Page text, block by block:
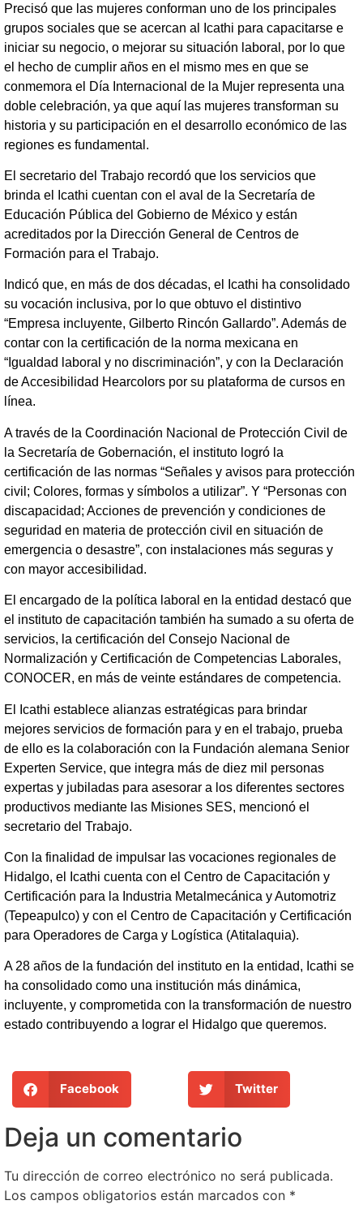
Precisó que las mujeres conforman uno de los principales
grupos sociales que se acercan al Icathi para capacitarse e
iniciar su negocio, o mejorar su situación laboral, por lo que
el hecho de cumplir años en el mismo mes en que se
conmemora el Día Internacional de la Mujer representa una
doble celebración, ya que aquí las mujeres transforman su
historia y su participación en el desarrollo económico de las
regiones es fundamental.
El secretario del Trabajo recordó que los servicios que
brinda el Icathi cuentan con el aval de la Secretaría de
Educación Pública del Gobierno de México y están
acreditados por la Dirección General de Centros de
Formación para el Trabajo.
Indicó que, en más de dos décadas, el Icathi ha consolidado
su vocación inclusiva, por lo que obtuvo el distintivo
“Empresa incluyente, Gilberto Rincón Gallardo”. Además de
contar con la certificación de la norma mexicana en
“Igualdad laboral y no discriminación”, y con la Declaración
de Accesibilidad Hearcolors por su plataforma de cursos en
línea.
A través de la Coordinación Nacional de Protección Civil de
la Secretaría de Gobernación, el instituto logró la
certificación de las normas “Señales y avisos para protección
civil; Colores, formas y símbolos a utilizar”. Y “Personas con
discapacidad; Acciones de prevención y condiciones de
seguridad en materia de protección civil en situación de
emergencia o desastre”, con instalaciones más seguras y
con mayor accesibilidad.
El encargado de la política laboral en la entidad destacó que
el instituto de capacitación también ha sumado a su oferta de
servicios, la certificación del Consejo Nacional de
Normalización y Certificación de Competencias Laborales,
CONOCER, en más de veinte estándares de competencia.
El Icathi establece alianzas estratégicas para brindar
mejores servicios de formación para y en el trabajo, prueba
de ello es la colaboración con la Fundación alemana Senior
Experten Service, que integra más de diez mil personas
expertas y jubiladas para asesorar a los diferentes sectores
productivos mediante las Misiones SES, mencionó el
secretario del Trabajo.
Con la finalidad de impulsar las vocaciones regionales de
Hidalgo, el Icathi cuenta con el Centro de Capacitación y
Certificación para la Industria Metalmecánica y Automotriz
(Tepeapulco) y con el Centro de Capacitación y Certificación
para Operadores de Carga y Logística (Atitalaquia).
A 28 años de la fundación del instituto en la entidad, Icathi se
ha consolidado como una institución más dinámica,
incluyente, y comprometida con la transformación de nuestro
estado contribuyendo a lograr el Hidalgo que queremos.
Facebook Twitter
Deja un comentario
Tu dirección de correo electrónico no será publicada.
Los campos obligatorios están marcados con *